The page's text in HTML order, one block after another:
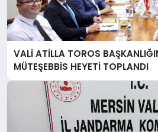
VALİ ATİLLA TOROS
MÜTEŞEBBİS HEYETİ TOPLANDI